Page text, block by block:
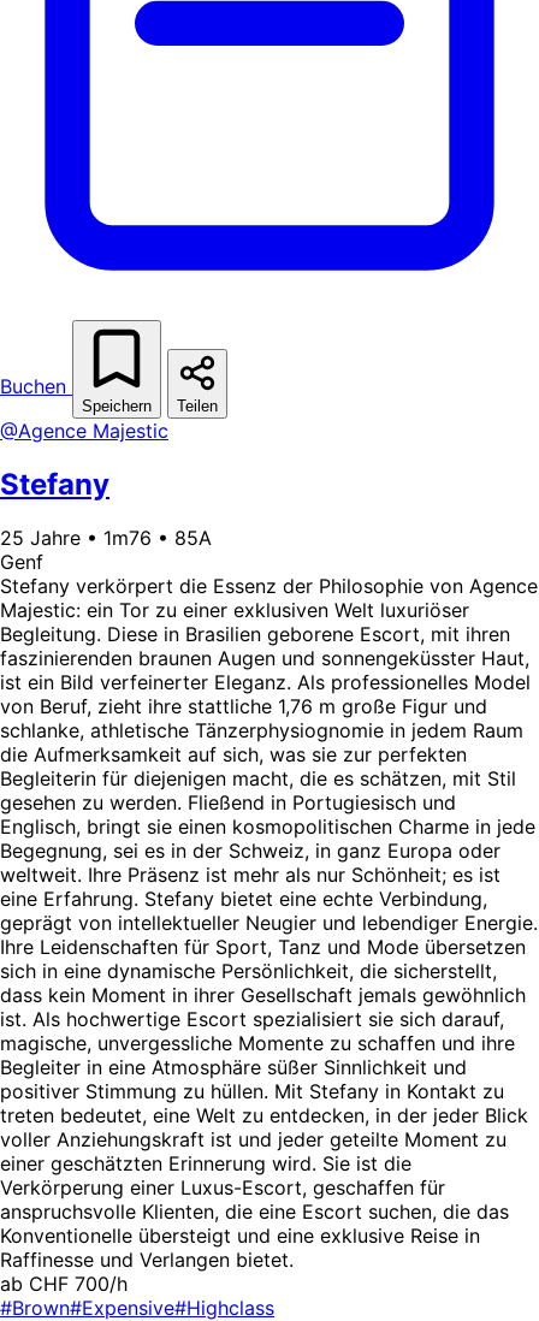
Buchen
Speichern Teilen
@Agence Majestic
Stefany
25 Jahre • 1m76 • 85A
Genf
Stefany verkörpert die Essenz der Philosophie von Agence
Majestic: ein Tor zu einer exklusiven Welt luxuriöser
Begleitung. Diese in Brasilien geborene Escort, mit ihren
faszinierenden braunen Augen und sonnengeküsster Haut,
ist ein Bild verfeinerter Eleganz. Als professionelles Model
von Beruf, zieht ihre stattliche 1,76 m große Figur und
schlanke, athletische Tänzerphysiognomie in jedem Raum
die Aufmerksamkeit auf sich, was sie zur perfekten
Begleiterin für diejenigen macht, die es schätzen, mit Stil
gesehen zu werden. Fließend in Portugiesisch und
Englisch, bringt sie einen kosmopolitischen Charme in jede
Begegnung, sei es in der Schweiz, in ganz Europa oder
weltweit. Ihre Präsenz ist mehr als nur Schönheit; es ist
eine Erfahrung. Stefany bietet eine echte Verbindung,
geprägt von intellektueller Neugier und lebendiger Energie.
Ihre Leidenschaften für Sport, Tanz und Mode übersetzen
sich in eine dynamische Persönlichkeit, die sicherstellt,
dass kein Moment in ihrer Gesellschaft jemals gewöhnlich
ist. Als hochwertige Escort spezialisiert sie sich darauf,
magische, unvergessliche Momente zu schaffen und ihre
Begleiter in eine Atmosphäre süßer Sinnlichkeit und
positiver Stimmung zu hüllen. Mit Stefany in Kontakt zu
treten bedeutet, eine Welt zu entdecken, in der jeder Blick
voller Anziehungskraft ist und jeder geteilte Moment zu
einer geschätzten Erinnerung wird. Sie ist die
Verkörperung einer Luxus-Escort, geschaffen für
anspruchsvolle Klienten, die eine Escort suchen, die das
Konventionelle übersteigt und eine exklusive Reise in
Raffinesse und Verlangen bietet.
ab CHF 700/h
#Brown#Expensive#Highclass